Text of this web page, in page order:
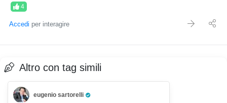
4
Accedi per interagire
Altro con tag simili
eugenio sartorelli
Pro Trader